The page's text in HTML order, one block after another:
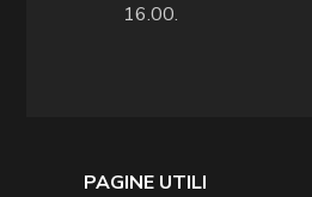
16.00.
PAGINE UTILI